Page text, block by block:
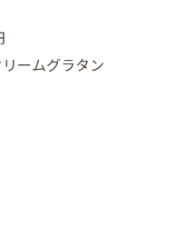
ームグラタン